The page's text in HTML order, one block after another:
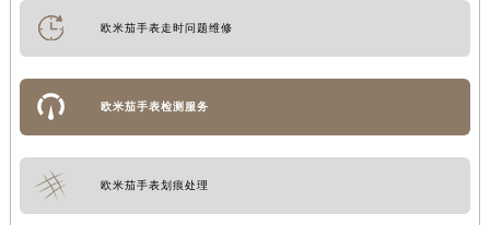
欧米茄手表走时问题维修
欧米茄手表检测服务
欧米茄手表划痕处理